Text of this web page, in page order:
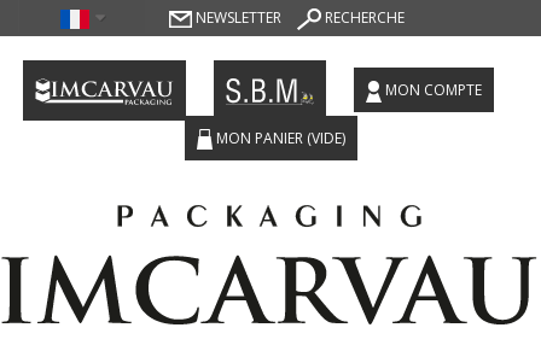
NEWSLETTER RECHERCHE
MON COMPTE
MON PANIER (VIDE)